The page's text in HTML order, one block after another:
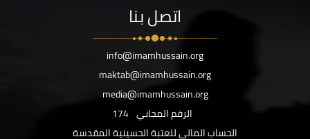
اتصل بنا
info@imamhussain.org
maktab@imamhussain.org
media@imamhussain.org
الرقم المجاني 174
الحساب المالي للعتبة الحسينية المقدسة